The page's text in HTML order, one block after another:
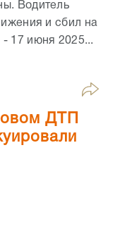
Водитель
и сбил на
17 июня 2025...
ДТП